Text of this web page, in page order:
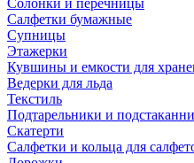
Солонки и перечницы
Салфетки бумажные
Супницы
Этажерки
Кувшины и емкости для
Ведерки для льда
Текстиль
Подтарельники и
Скатерти
Салфетки и кольца для